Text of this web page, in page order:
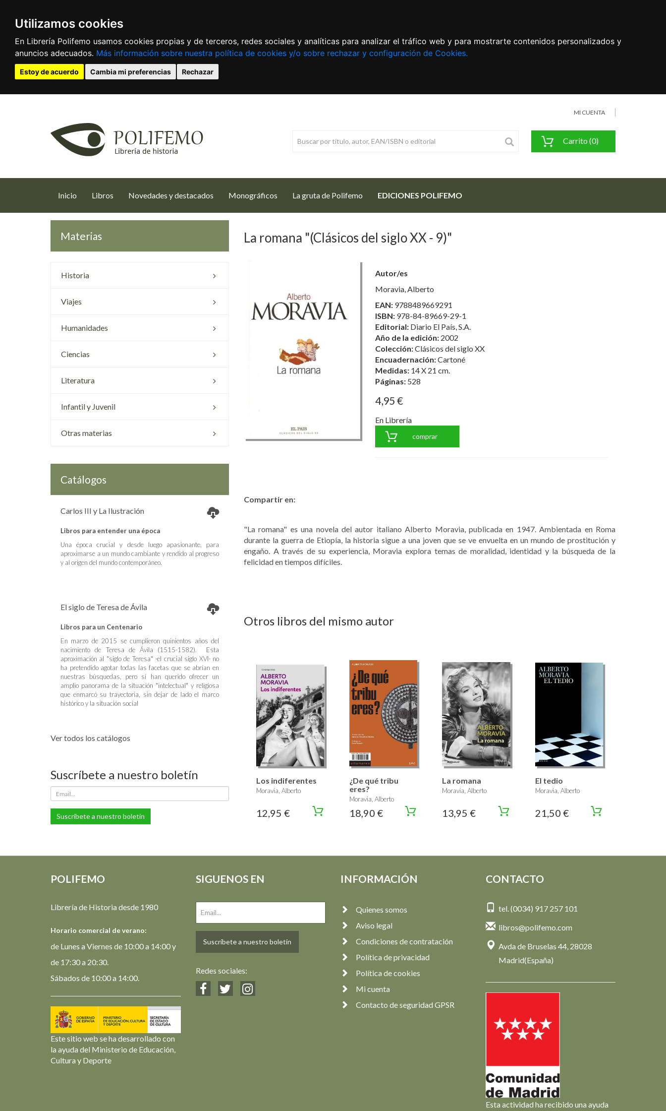
Utilizamos cookies
En Librería Polifemo usamos cookies propias y de terceros, redes sociales y analíticas para analizar el tráfico web y para mostrarte contenidos personalizados y
anuncios adecuados. Más información sobre nuestra política de cookies y/o sobre rechazar y configuración de Cookies.
Estoy de acuerdo Cambia mi preferencias Rechazar
MI CUENTA
Carrito (0)
Inicio (current)
Libros Novedades y destacados Monográficos La gruta de Polifemo EDICIONES POLIFEMO
Materias
Historia
Viajes
Humanidades
Ciencias
Literatura
Infantil y Juvenil
Otras materias
Catálogos
Carlos III y La Ilustración
Libros para entender una época
Una época crucial y desde luego apasionante, para
aproximarse a un mundo cambiante y rendido al progreso
y al origen del mundo contemporáneo.
El siglo de Teresa de Ávila
Libros para un Centenario
En marzo de 2015 se cumplieron quinientos años del
nacimiento de Teresa de Ávila (1515-1582). Esta
aproximación al "siglo de Teresa" -el crucial siglo XVI- no
ha pretendido agotar todas las facetas que se abrían en
nuestras búsquedas, pero sí han querido ofrecer un
amplio panorama de la situación "intelectual" y religiosa
que enmarcó su trayectoria, sin dejar de lado el marco
histórico y la situación social
Ver todos los catálogos
Suscríbete a nuestro boletín
Suscríbete a nuestro boletín
La romana "(Clásicos del siglo XX - 9)"
Autor/es
Moravia, Alberto
EAN: 9788489669291
ISBN: 978-84-89669-29-1
Editorial: Diario El País, S.A.
Año de la edición: 2002
Colección:Clásicos del siglo XX
Encuadernación:Cartoné
Medidas: 14 X 21 cm.
Páginas: 528
4,95 €
En Librería
comprar
Compartir en:
"La romana" es una novela del autor italiano Alberto Moravia, publicada en 1947. Ambientada en Roma
durante la guerra de Etiopía, la historia sigue a una joven que se ve envuelta en un mundo de prostitución y
engaño. A través de su experiencia, Moravia explora temas de moralidad, identidad y la búsqueda de la
felicidad en tiempos difíciles.
Otros libros del mismo autor
Los indiferentes
Moravia, Alberto
12,95 €
¿De qué tribu
eres?
Moravia, Alberto
18,90 €
La romana
Moravia, Alberto
13,95 €
El tedio
Moravia, Alberto
21,50 €
POLIFEMO
Librería de Historia desde 1980
Horario comercial de verano:
de Lunes a Viernes de 10:00 a 14:00 y
de 17:30 a 20:30.
Sábados de 10:00 a 14:00.
Este sitio web se ha desarrollado con
la ayuda del Ministerio de Educación,
Cultura y Deporte
SIGUENOS EN
Suscríbete a nuestro boletín
Redes sociales:
INFORMACIÓN
Quienes somos
Aviso legal
Condiciones de contratación
Política de privacidad
Política de cookies
Mi cuenta
Contacto de seguridad GPSR
CONTACTO
tel. (0034) 917 257 101
libros@polifemo.com
Avda de Bruselas 44, 28028
Madrid(España)
Esta actividad ha recibido una ayuda